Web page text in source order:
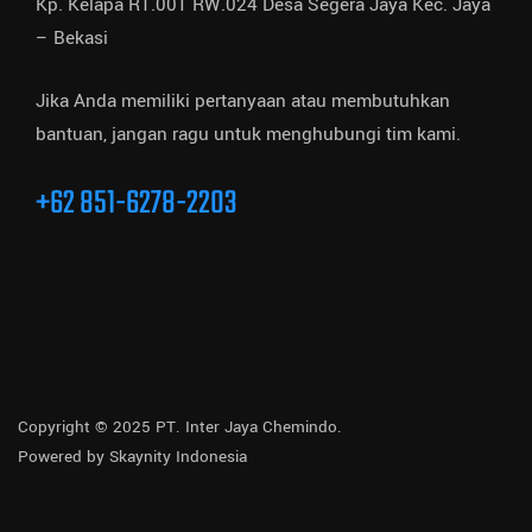
– Bekasi
Jika Anda memiliki pertanyaan atau membutuhkan
bantuan, jangan ragu untuk menghubungi tim kami.
+62 851-6278-2203
Copyright © 2025 PT. Inter Jaya Chemindo.
Powered by Skaynity Indonesia